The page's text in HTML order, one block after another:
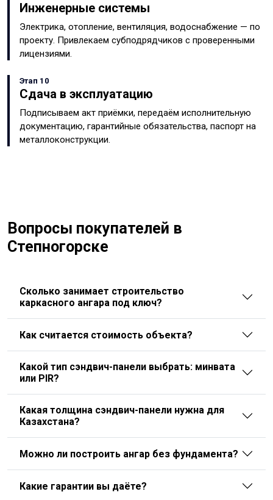
Инженерные системы
Электрика, отопление, вентиляция, водоснабжение — по
проекту. Привлекаем субподрядчиков с проверенными
лицензиями.
Этап 10
Сдача в эксплуатацию
Подписываем акт приёмки, передаём исполнительную
документацию, гарантийные обязательства, паспорт на
металлоконструкции.
Вопросы покупателей в
Степногорске
Сколько занимает строительство
каркасного ангара под ключ?
Как считается стоимость объекта?
Какой тип сэндвич-панели выбрать: минвата
или PIR?
Какая толщина сэндвич-панели нужна для
Казахстана?
Можно ли построить ангар без фундамента?
Какие гарантии вы даёте?